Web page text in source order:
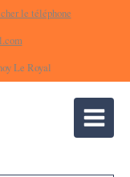
le téléphone
Le Royal